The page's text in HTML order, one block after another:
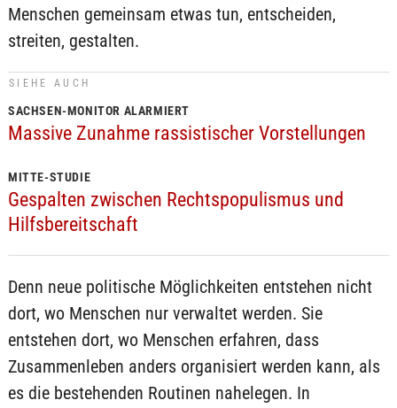
Menschen gemeinsam etwas tun, entscheiden,
streiten, gestalten.
SIEHE AUCH
SACHSEN-MONITOR ALARMIERT
Massive Zunahme rassistischer Vorstellungen
MITTE-STUDIE
Gespalten zwischen Rechtspopulismus und
Hilfsbereitschaft
Denn neue politische Möglichkeiten entstehen nicht
dort, wo Menschen nur verwaltet werden. Sie
entstehen dort, wo Menschen erfahren, dass
Zusammenleben anders organisiert werden kann, als
es die bestehenden Routinen nahelegen. In